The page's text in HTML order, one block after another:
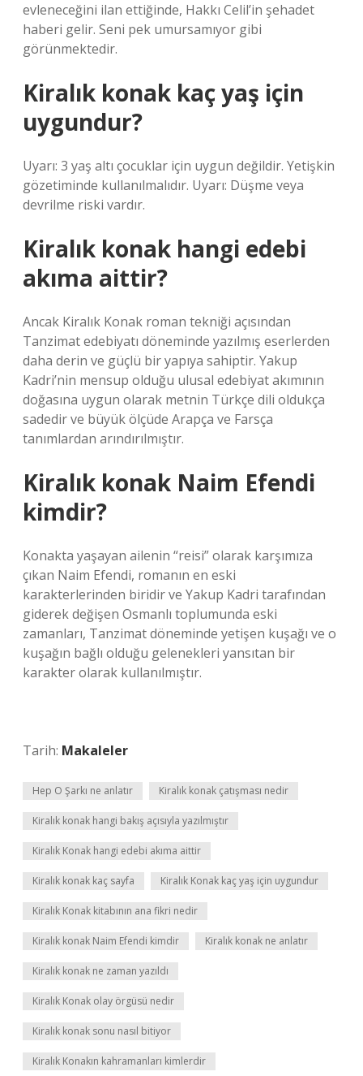
evleneceğini ilan ettiğinde, Hakkı Celil’in şehadet
haberi gelir. Seni pek umursamıyor gibi
görünmektedir.
Kiralık konak kaç yaş için
uygundur?
Uyarı: 3 yaş altı çocuklar için uygun değildir. Yetişkin
gözetiminde kullanılmalıdır. Uyarı: Düşme veya
devrilme riski vardır.
Kiralık konak hangi edebi
akıma aittir?
Ancak Kiralık Konak roman tekniği açısından
Tanzimat edebiyatı döneminde yazılmış eserlerden
daha derin ve güçlü bir yapıya sahiptir. Yakup
Kadri’nin mensup olduğu ulusal edebiyat akımının
doğasına uygun olarak metnin Türkçe dili oldukça
sadedir ve büyük ölçüde Arapça ve Farsça
tanımlardan arındırılmıştır.
Kiralık konak Naim Efendi
kimdir?
Konakta yaşayan ailenin “reisi” olarak karşımıza
çıkan Naim Efendi, romanın en eski
karakterlerinden biridir ve Yakup Kadri tarafından
giderek değişen Osmanlı toplumunda eski
zamanları, Tanzimat döneminde yetişen kuşağı ve o
kuşağın bağlı olduğu gelenekleri yansıtan bir
karakter olarak kullanılmıştır.
Tarih: Makaleler
Hep O Şarkı ne anlatır Kiralık konak çatışması nedir
Kiralık konak hangi bakış açısıyla yazılmıştır
Kiralık Konak hangi edebi akıma aittir
Kiralık konak kaç sayfa Kiralık Konak kaç yaş için uygundur
Kiralık Konak kitabının ana fikri nedir
Kiralık konak Naim Efendi kimdir Kiralık konak ne anlatır
Kiralık konak ne zaman yazıldı
Kiralık Konak olay örgüsü nedir
Kiralık konak sonu nasıl bitiyor
Kiralık Konakın kahramanları kimlerdir